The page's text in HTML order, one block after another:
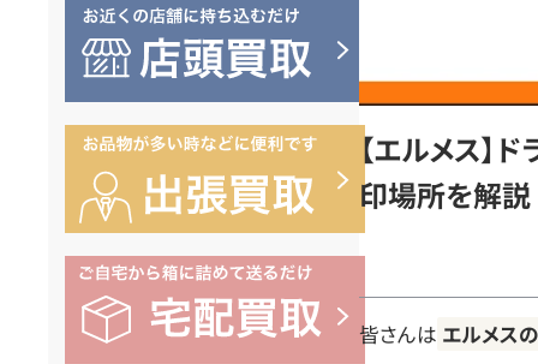
【エルメス】
印場所を解説
皆さんは エルメス